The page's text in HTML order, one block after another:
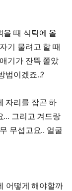
을 때 식탁에 올
기 물려고 할 때
기가 잔뜩 쫄았
법이겠죠..?
자리를 잡곤 하
... 그리고 겨드랑
무섭고요.. 얼굴
어떻게 해야할까